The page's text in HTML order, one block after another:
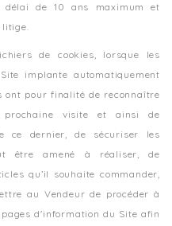
délai de 10 ans maximum et
litige.
de cookies, lorsque les
implante automatiquement
ont pour finalité de reconnaître
visite et ainsi de
ce dernier, de sécuriser les
être amené à réaliser, de
qu’il souhaite commander,
au Vendeur de procéder à
d'information du Site afin